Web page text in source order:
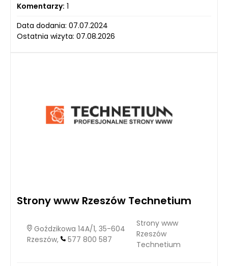
Komentarzy: 1
Data dodania: 07.07.2024
Ostatnia wizyta: 07.08.2026
Strony www Rzeszów Technetium
Goździkowa 14A/1, 35-604
Rzeszów,
577 800 587
Strony www
Rzeszów
Technetium